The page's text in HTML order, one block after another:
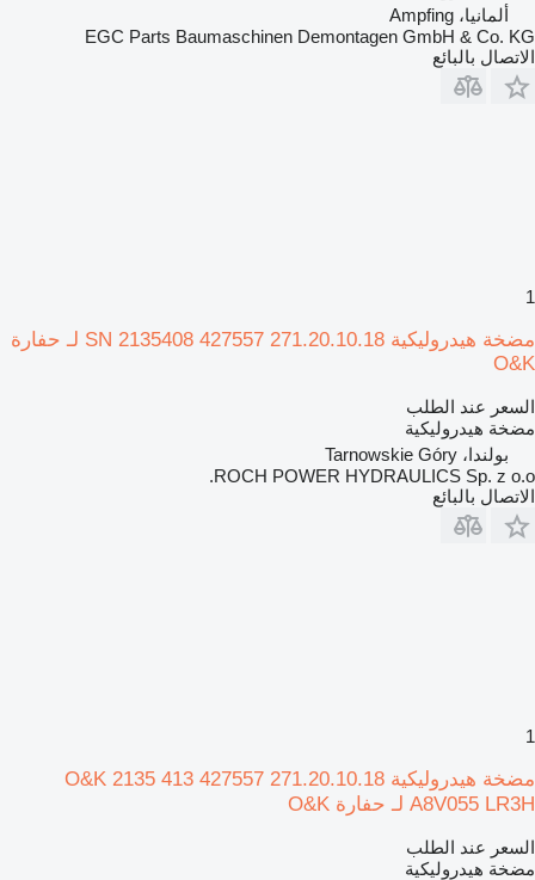
ألمانيا، Ampfing
EGC Parts Baumaschinen Demontagen GmbH & Co. KG
الاتصال بالبائع
1
مضخة هيدروليكية SN 2135408 427557 271.20.10.18 لـ حفارة
O&K
السعر عند الطلب
مضخة هيدروليكية
بولندا، Tarnowskie Góry
ROCH POWER HYDRAULICS Sp. z o.o.
الاتصال بالبائع
1
مضخة هيدروليكية O&K 2135 413 427557 271.20.10.18
A8V055 LR3H لـ حفارة O&K
السعر عند الطلب
مضخة هيدروليكية